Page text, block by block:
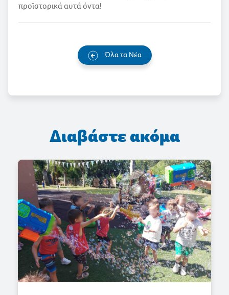
προϊστορικά αυτά όντα!
Όλα τα Νέα
Διαβάστε ακόμα